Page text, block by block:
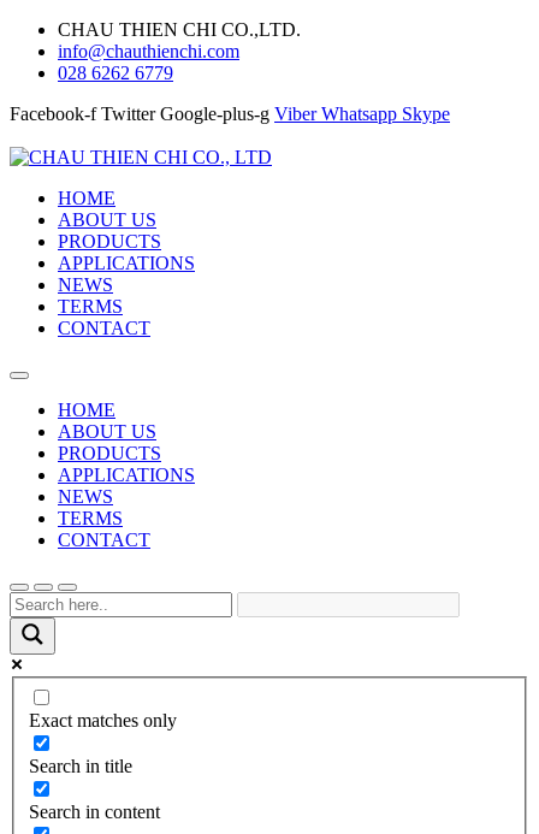
CHAU THIEN CHI CO.,LTD.
info@chauthienchi.com
028 6262 6779
Facebook-f Twitter Google-plus-g Viber Whatsapp Skype
HOME
ABOUT US
PRODUCTS
APPLICATIONS
NEWS
TERMS
CONTACT
HOME
ABOUT US
PRODUCTS
APPLICATIONS
NEWS
TERMS
CONTACT
Exact matches only
Search in title
Search in content